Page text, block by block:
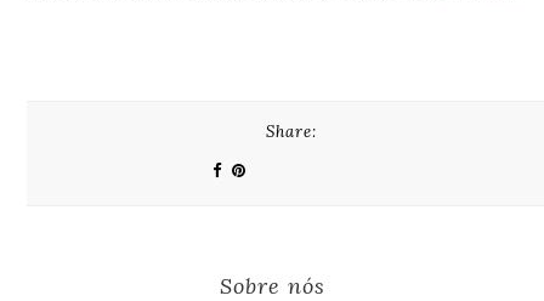
Share:
Sobre nós